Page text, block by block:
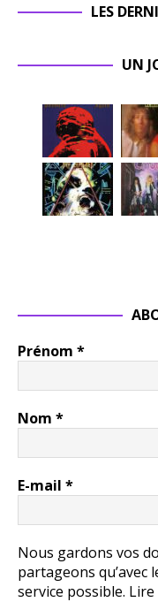
LES
UN
Prénom *
Nom *
E-mail *
Nous gardons vos
partageons qu’avec
service possible.